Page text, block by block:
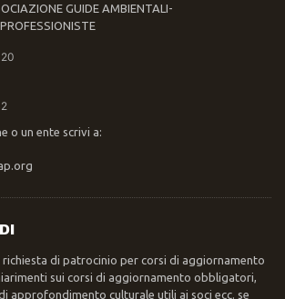
GUIDE AMBIENTALI-
o un ente scrivi a:
richiesta di patrocinio per corsi di aggiornamento
sui corsi di aggiornamento obbligatori,
approfondimento culturale utili ai soci ecc. se